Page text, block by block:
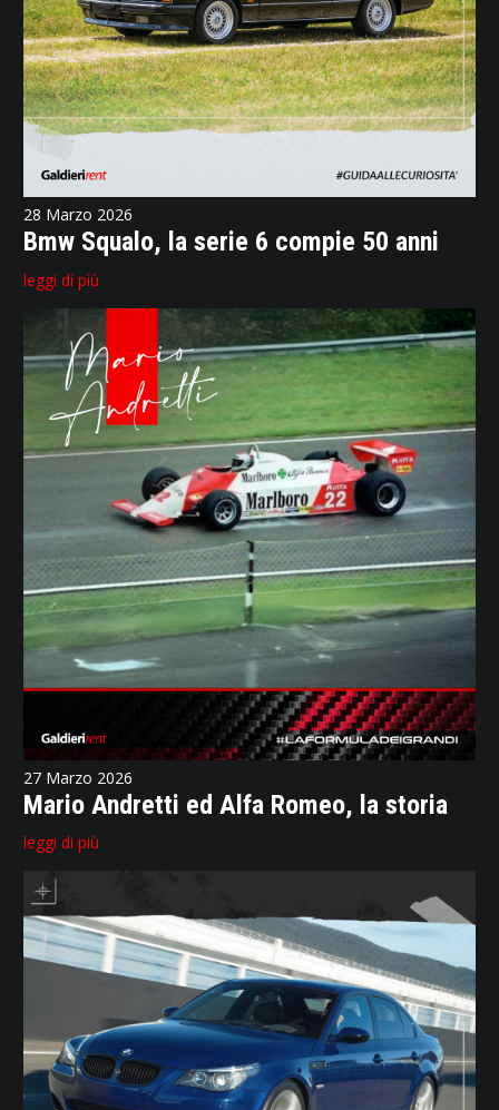
28 Marzo 2026
Bmw Squalo, la serie 6 compie 50 anni
leggi di più
27 Marzo 2026
Mario Andretti ed Alfa Romeo, la storia
leggi di più